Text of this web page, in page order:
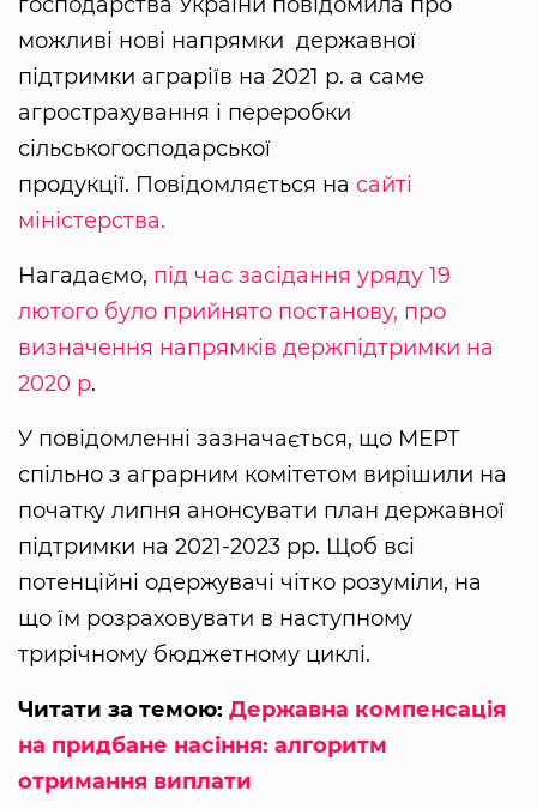
можливі нові напрямки державної
підтримки аграріїв на 2021 р. а саме
агрострахування і переробки
сільськогосподарської
продукції. Повідомляється на сайті
міністерства.
Нагадаємо, під час засідання уряду 19
лютого було прийнято постанову, про
визначення напрямків держпідтримки на
2020 р.
У повідомленні зазначається, що МЕРТ
спільно з аграрним комітетом вирішили на
початку липня анонсувати план державної
підтримки на 2021-2023 рр. Щоб всі
потенційні одержувачі чітко розуміли, на
що їм розраховувати в наступному
трирічному бюджетному циклі.
Читати за темою: Державна компенсація
на придбане насіння: алгоритм
отримання виплати